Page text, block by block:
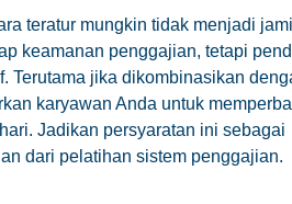
teratur mungkin tidak menjadi
keamanan penggajian, tetapi
Terutama jika dikombinasikan
karyawan Anda untuk
Jadikan persyaratan ini sebagai
dari pelatihan sistem penggajian.